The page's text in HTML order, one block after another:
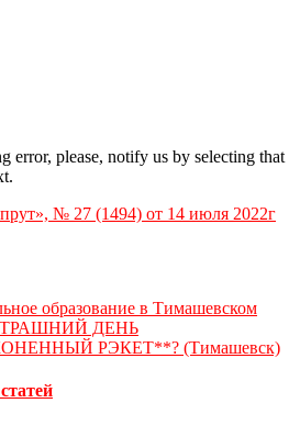
error, please, notify us by selecting that
№ 27 (1494) от 14 июля 2022г
образование в Тимашевском
ДЕНЬ
РЭКЕТ**? (Тимашевск)